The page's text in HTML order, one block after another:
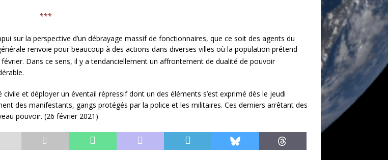
***
sur la perspective d’un débrayage massif de fonctionnaires, que ce soit des agents du
renvoie pour beaucoup à des actions dans diverses villes où la population prétend
février. Dans ce sens, il y a tendanciellement un affrontement de dualité de pouvoir
et déployer un éventail répressif dont un des éléments s’est exprimé dès le jeudi
des manifestants, gangs protégés par la police et les militaires. Ces derniers arrêtant des
pouvoir. (26 février 2021)